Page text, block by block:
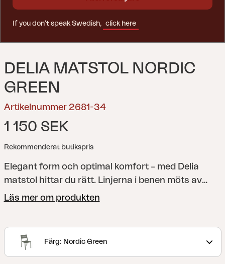
DELIA MATSTOL NORDIC
GREEN
Artikelnummer 2681-34
1 150 SEK
Rekommenderat butikspris
Elegant form och optimal komfort – med Delia
matstol hittar du rätt. Linjerna i benen möts av
välvda ribbor i sittdelen och ryggen för extra
modern och stilren kollektion med självklara linjer
som accentueras av kurvade former för att
Läs mer om produkten
Färg: Nordic Green
If you don't speak Swedish, click here